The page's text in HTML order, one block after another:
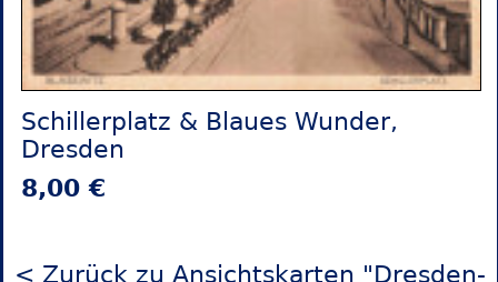
Schillerplatz & Blaues Wunder,
Dresden
8,00 €
< Zurück zu Ansichtskarten "Dresden-